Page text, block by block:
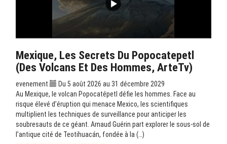
Mexique, Les Secrets Du Popocatepetl
(Des Volcans Et Des Hommes, ArteTv)
evenement
Du 5 août 2026 au 31 décembre 2029
Au Mexique, le volcan Popocatépetl défie les hommes. Face au
risque élevé d’éruption qui menace Mexico, les scientifiques
multiplient les techniques de surveillance pour anticiper les
soubresauts de ce géant. Arnaud Guérin part explorer le sous-sol de
l’antique cité de Teotihuacán, fondée à la (…)